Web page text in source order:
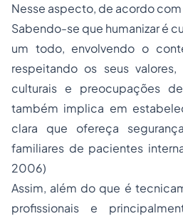
Nesse aspecto, de acordo com
Sabendo-se que humanizar é
um todo, envolvendo o
respeitando os seus
culturais e preocupações
também implica em
clara que ofereça
familiares de pacientes
2006)
Assim, além do que é
profissionais e